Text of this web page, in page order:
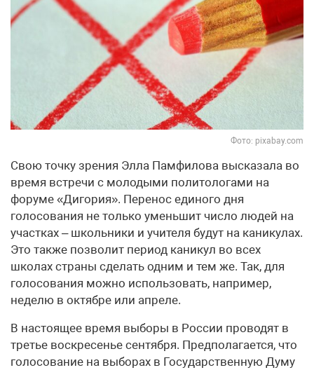
Фото: pixabay.com
Свою точку зрения Элла Памфилова высказала во
время встречи с молодыми политологами на
форуме «Дигория». Перенос единого дня
голосования не только уменьшит число людей на
участках – школьники и учителя будут на каникулах.
Это также позволит период каникул во всех
школах страны сделать одним и тем же. Так, для
голосования можно использовать, например,
неделю в октябре или апреле.
В настоящее время выборы в России проводят в
третье воскресенье сентября. Предполагается, что
голосование на выборах в Государственную Думу